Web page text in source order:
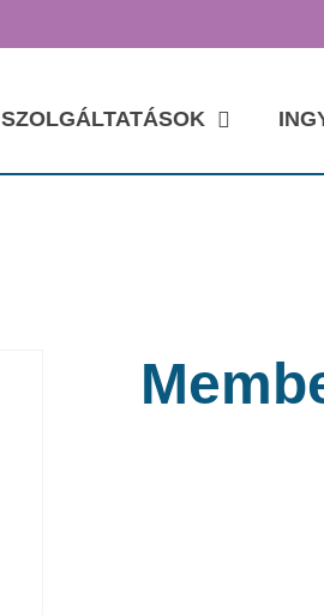
SZOLGÁLTATÁSOK